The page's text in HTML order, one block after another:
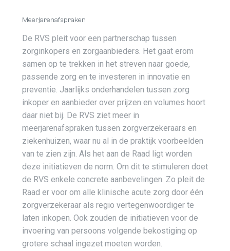
Meerjarenafspraken
De RVS pleit voor een partnerschap tussen
zorginkopers en zorgaanbieders. Het gaat erom
samen op te trekken in het streven naar goede,
passende zorg en te investeren in innovatie en
preventie. Jaarlijks onderhandelen tussen zorg
inkoper en aanbieder over prijzen en volumes hoort
daar niet bij. De RVS ziet meer in
meerjarenafspraken tussen zorgverzekeraars en
ziekenhuizen, waar nu al in de praktijk voorbeelden
van te zien zijn. Als het aan de Raad ligt worden
deze initiatieven de norm. Om dit te stimuleren doet
de RVS enkele concrete aanbevelingen. Zo pleit de
Raad er voor om alle klinische acute zorg door één
zorgverzekeraar als regio vertegenwoordiger te
laten inkopen. Ook zouden de initiatieven voor de
invoering van persoons volgende bekostiging op
grotere schaal ingezet moeten worden.